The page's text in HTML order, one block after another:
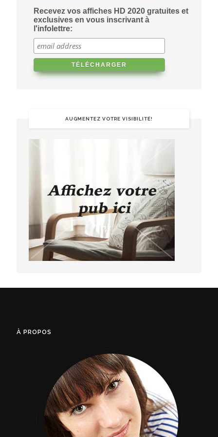
Recevez vos affiches HD 2020 gratuites et
exclusives en vous inscrivant à
l'infolettre:
AUGMENTEZ VOTRE VISIBILITÉ!
À PROPOS